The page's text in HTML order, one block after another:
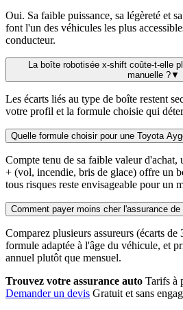
Oui. Sa faible puissance, sa légèreté et
font l'un des véhicules les plus
conducteur.
La boîte robotisée x-shift coûte-t-elle
manuelle ?▼
Les écarts liés au type de boîte restent
votre profil et la formule choisie qui
Quelle formule choisir pour une Toyota
Compte tenu de sa faible valeur d'achat,
+ (vol, incendie, bris de glace) offre un
tous risques reste envisageable pour un
Comment payer moins cher l'assurance
Comparez plusieurs assureurs (écarts
formule adaptée à l'âge du véhicule, et
annuel plutôt que mensuel.
Trouvez votre assurance auto Tarifs à
Demander un devis Gratuit et sans